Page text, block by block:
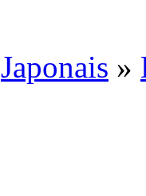
Japonais »